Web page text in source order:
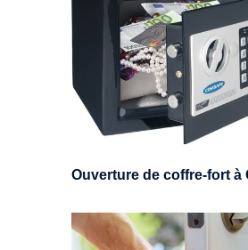
Expert en ouverture de
nous pouvons
n'importe quel type de
Ouverture de coffre-fort à
Un serrurier sera en